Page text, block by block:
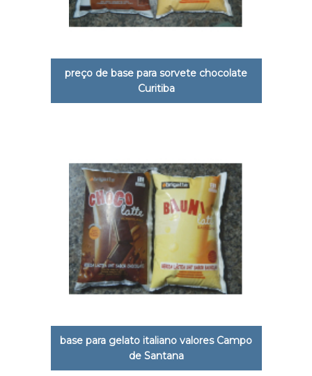
preço de base para sorvete chocolate
Curitiba
base para gelato italiano valores Campo
de Santana